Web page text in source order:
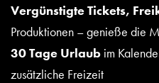
Vergünstigte Tickets,
Produktionen – genieße die
30 Tage Urlaub im
zusätzliche Freizeit